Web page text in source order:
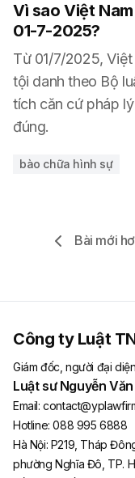
Vì sao Việt
01-7-2025?
Từ 01/7/2025,
tội danh theo Bộ
tích căn cứ pháp
đúng.
bào chữa hình sự
Bài mới
Công ty Luật
Giám đốc, người đại
Luật sư Nguyễn
Email:
Hotline: 088 995 6888
Hà Nội: P219, Tháp
phường Nghĩa Đô, TP.